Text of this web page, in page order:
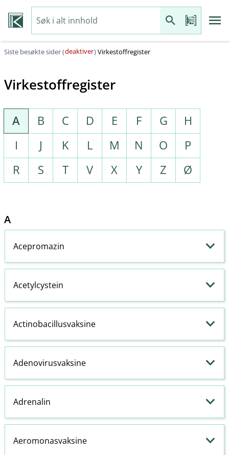
Siste besøkte sider (deaktiver)Virkestoffregister
Virkestoffregister
A B C D E F G
H
I
J K L M N O
P
R
S T V X Y Z Ø
A
Acepromazin
Acetylcystein
Actinobacillusvaksine
Adenovirusvaksine
Adrenalin
Aeromonasvaksine